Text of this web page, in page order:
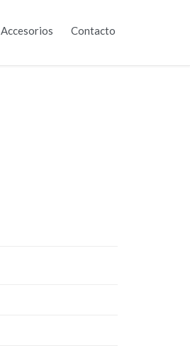
Accesorios Contacto